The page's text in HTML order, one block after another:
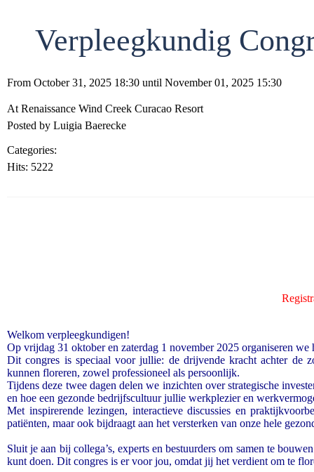
Verpleegkundig
From October 31, 2025 18:30 until November 01, 2025 15:30
At Renaissance Wind Creek Curacao Resort
Posted by Luigia Baerecke
Categories:
Hits: 5222
Welkom verpleegkundigen!
Op vrijdag 31 oktober en zaterdag 1 november 2025 organiseren
Dit congres is speciaal voor jullie: de drijvende kracht achter de
kunnen floreren, zowel professioneel als persoonlijk.
Tijdens deze twee dagen delen we inzichten over strategische
en hoe een gezonde bedrijfscultuur jullie werkplezier en
Met inspirerende lezingen, interactieve discussies en
patiënten, maar ook bijdraagt aan het versterken van onze hele
Sluit je aan bij collega’s, experts en bestuurders om samen te
kunt doen. Dit congres is er voor jou, omdat jij het verdient om te